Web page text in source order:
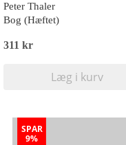
Peter Thaler
Bog (Hæftet)
311 kr
Læg i kurv
SPAR
9%